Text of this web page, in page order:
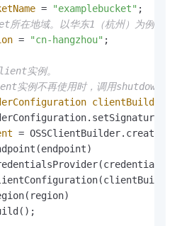
= "examplebucket" ;
在地域。以华东1（杭州）为例，
= "cn-hangzhou" ;
实例。
实例不再使用时，调用shutdown方
= OSSClientBuilder.create()